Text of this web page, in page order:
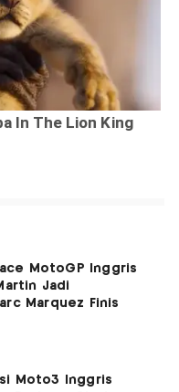
MotoGP Inggris
Jadi
Marquez Finis
Moto3 Inggris